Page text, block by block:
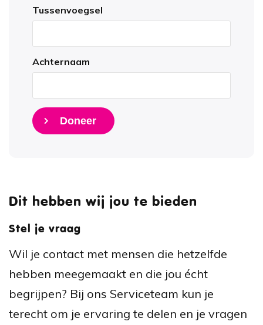
Tussenvoegsel
Achternaam
Doneer
Dit hebben wij jou te bieden
Stel je vraag
Wil je contact met mensen die hetzelfde
hebben meegemaakt en die jou écht
begrijpen? Bij ons Serviceteam kun je
terecht om je ervaring te delen en je vragen